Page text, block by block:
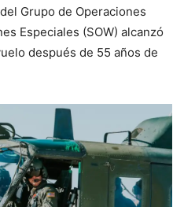
Grupo de Operaciones
Especiales (SOW) alcanzó
después de 55 años de